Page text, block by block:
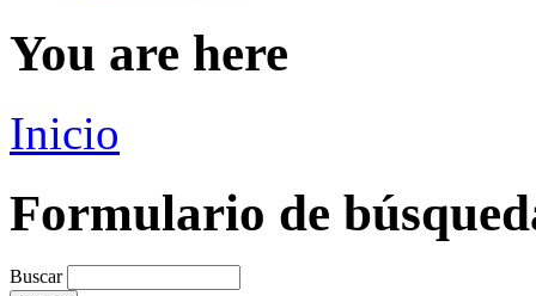
You are here
Inicio
Formulario de
Buscar